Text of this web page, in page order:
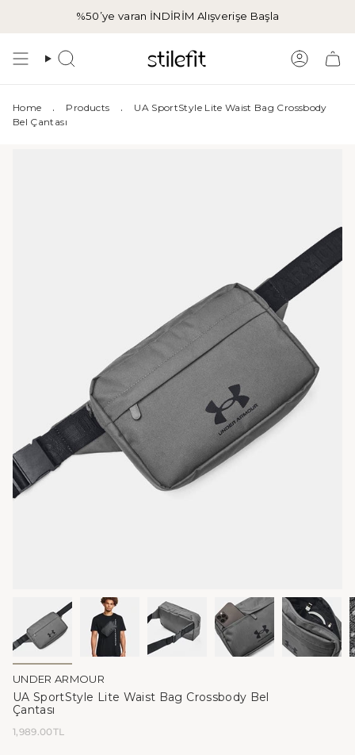
%50’ye varan İNDİRİM Alışverişe Başla
Aramak Hesap
Home . Products .
UA SportStyle Lite Waist Bag Crossbody
Bel Çantası
UNDER ARMOUR
UA SportStyle Lite Waist Bag Crossbody Bel
Çantası
Normal
1,989.00TL